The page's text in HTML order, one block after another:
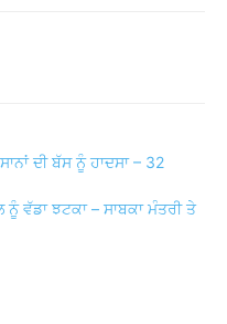
ਦੀ ਬੱਸ ਨੂੰ ਹਾਦਸਾ – 32
ਵੱਡਾ ਝਟਕਾ – ਸਾਬਕਾ ਮੰਤਰੀ ਤੇ